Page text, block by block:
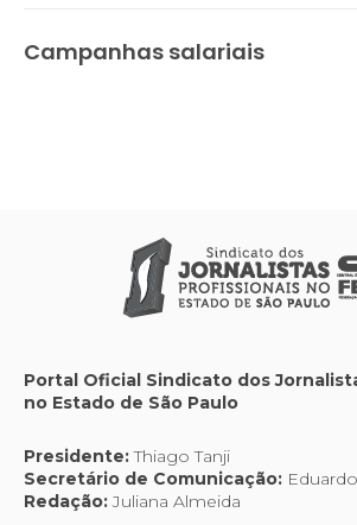
Campanhas salariais
Portal Oficial Sindicato dos
no Estado de São Paulo
Presidente:Thiago Tanji
Secretário de Comunicação:
Redação:Juliana Almeida